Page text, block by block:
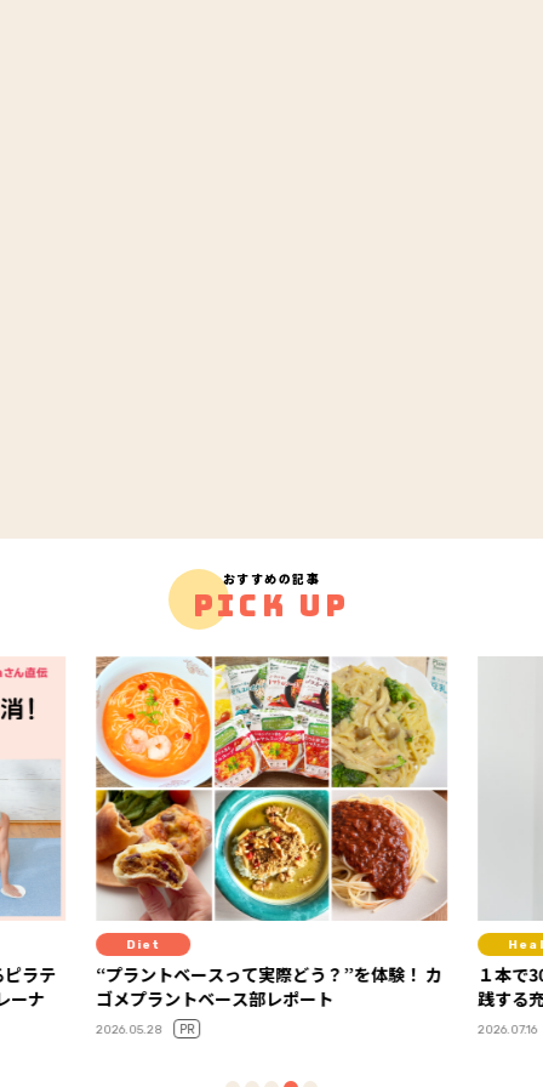
おすすめの記事
PICK UP
う？”を体験！ カ
ート
１本で30gのプロテイン！ 美姿勢コーチも実
践する充実の高たんぱくライフ
2026.07.16